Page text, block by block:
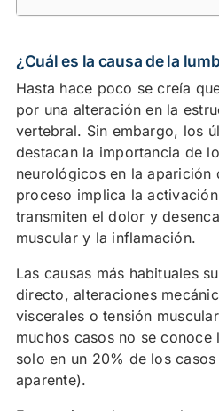
¿Se puede prevenir la
¿Cuál es el tratamiento de la
¿Cuál es la causa de la
Hasta hace poco se creía
por una alteración en la
vertebral. Sin embargo, los
destacan la importancia de
neurológicos en la aparición
proceso implica la
transmiten el dolor y
muscular y la inflamación.
Las causas más habituales
directo, alteraciones
viscerales o tensión
muchos casos no se conoce
solo en un 20% de los
aparente).